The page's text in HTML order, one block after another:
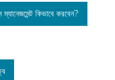
ম্যানেজমেন্ট কিভাবে করবেন?